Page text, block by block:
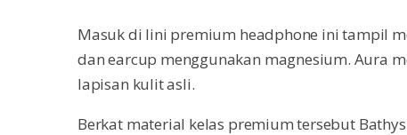
Masuk di lini premium headphone ini tampil
dan earcup menggunakan magnesium. Aura
lapisan kulit asli.
Berkat material kelas premium tersebut